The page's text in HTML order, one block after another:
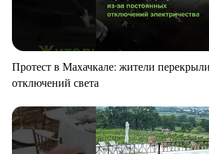
Протест в Махачкале: жители
отключений света